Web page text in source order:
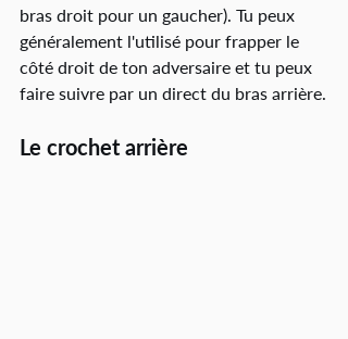
bras droit pour un gaucher). Tu peux
généralement l'utilisé pour frapper le
côté droit de ton adversaire et tu peux
faire suivre par un direct du bras arrière.
Le crochet arrière